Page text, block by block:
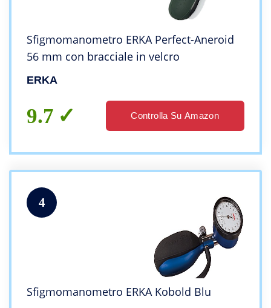
Sfigmomanometro ERKA Perfect-Aneroid
56 mm con bracciale in velcro
ERKA
9.7 Controlla Su Amazon
4
Sfigmomanometro ERKA Kobold Blu